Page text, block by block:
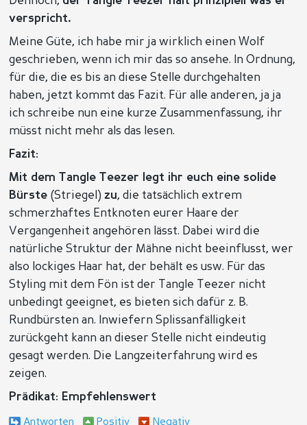
verspricht.
Meine Güte, ich habe mir ja wirklich einen Wolf
geschrieben, wenn ich mir das so ansehe. In Ordnung,
für die, die es bis an diese Stelle durchgehalten
haben, jetzt kommt das Fazit. Für alle anderen, ja ja
ich schreibe nun eine kurze Zusammenfassung, ihr
müsst nicht mehr als das lesen.
Fazit:
Mit dem Tangle Teezer legt ihr euch eine solide
Bürste(Striegel)zu, die tatsächlich extrem
schmerzhaftes Entknoten eurer Haare der
Vergangenheit angehören lässt. Dabei wird die
natürliche Struktur der Mähne nicht beeinflusst, wer
also lockiges Haar hat, der behält es usw. Für das
Styling mit dem Fön ist der Tangle Teezer nicht
unbedingt geeignet, es bieten sich dafür z. B.
Rundbürsten an. Inwiefern Splissanfälligkeit
zurückgeht kann an dieser Stelle nicht eindeutig
gesagt werden. Die Langzeiterfahrung wird es
zeigen.
Prädikat: Empfehlenswert